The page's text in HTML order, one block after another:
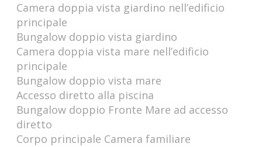
Camera doppia vista giardino nell’edificio
principale
Bungalow doppio vista giardino
Camera doppia vista mare nell’edificio
principale
Bungalow doppio vista mare
Accesso diretto alla piscina
Bungalow doppio Fronte Mare ad accesso
diretto
Corpo principale Camera familiare